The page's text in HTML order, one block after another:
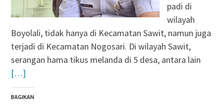
padi di
wilayah
Boyolali, tidak hanya di Kecamatan Sawit, namun juga
terjadi di Kecamatan Nogosari. Di wilayah Sawit,
serangan hama tikus melanda di 5 desa, antara lain
[…]
BAGIKAN